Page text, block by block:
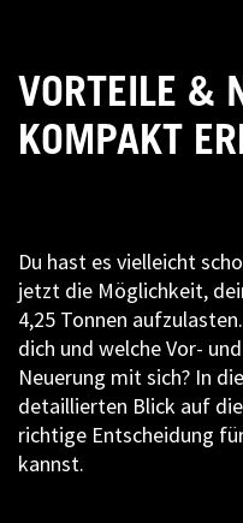
VORTEILE &
KOMPAKT
Du hast es vielleicht
jetzt die Möglichkeit,
4,25 Tonnen
dich und welche Vor-
Neuerung mit sich? In
detaillierten Blick auf
richtige Entscheidung
kannst.